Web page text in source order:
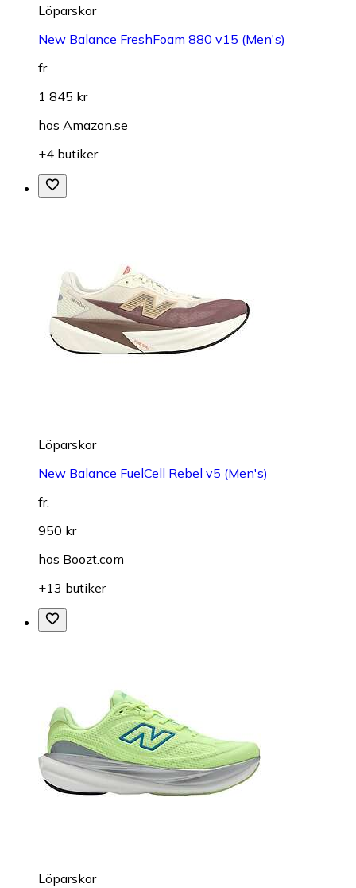
Löparskor
New Balance FreshFoam 880 v15 (Men's)
fr.
1 845 kr
hos Amazon.se
+4 butiker
Löparskor
New Balance FuelCell Rebel v5 (Men's)
fr.
950 kr
hos Boozt.com
+13 butiker
Löparskor